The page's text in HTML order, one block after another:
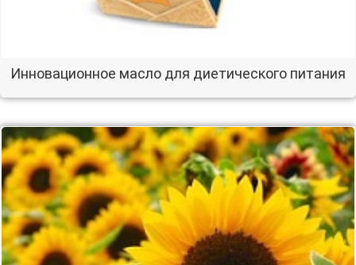
Инновационное масло для диетического питания